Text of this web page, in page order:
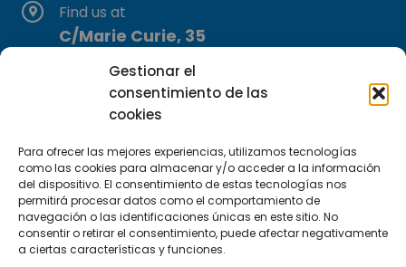
Gestionar el
consentimiento de las
cookies
Para ofrecer las mejores experiencias, utilizamos tecnologías
como las cookies para almacenar y/o acceder a la información
del dispositivo. El consentimiento de estas tecnologías nos
permitirá procesar datos como el comportamiento de
navegación o las identificaciones únicas en este sitio. No
consentir o retirar el consentimiento, puede afectar negativamente
a ciertas características y funciones.
Find us at
C/Marie Curie, 35
29590 Campanillas, Málaga
Subscribe to our Newsletter
SUBSCRIBE HERE